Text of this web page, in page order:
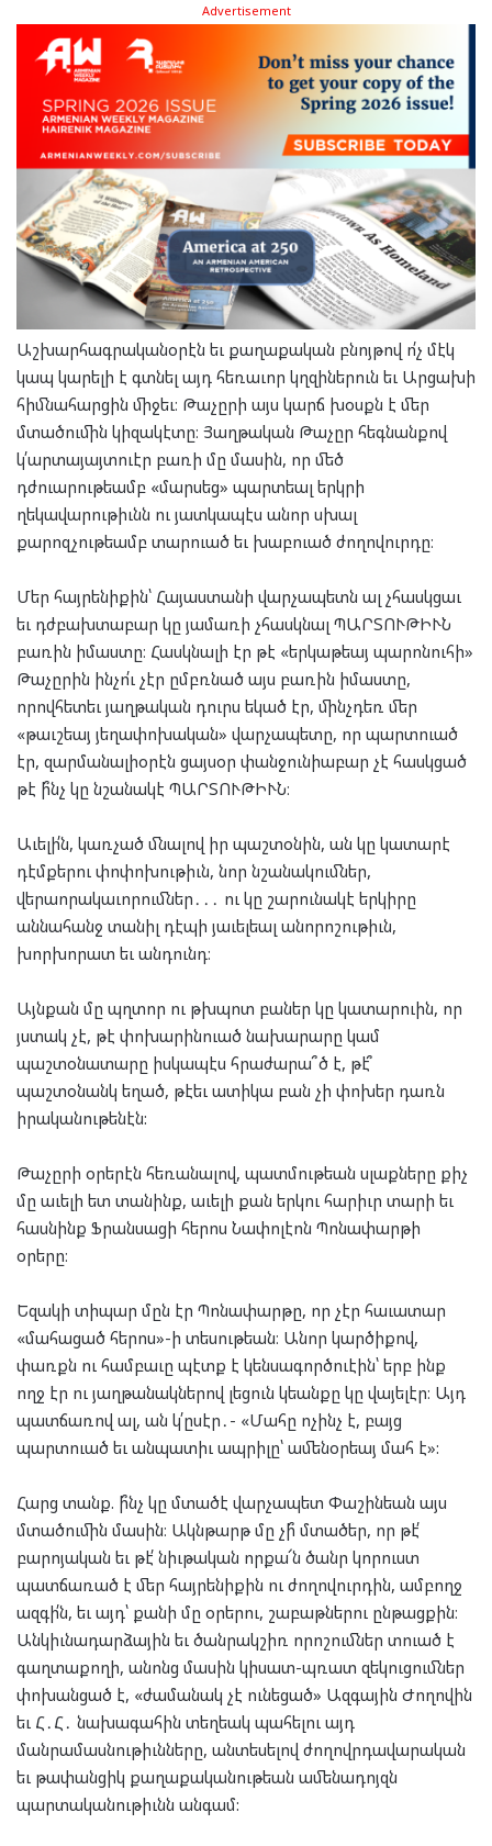
Advertisement
Աշխարհագրականօրէն եւ քաղաքական բնոյթով ո՛չ մէկ
կապ կարելի է գտնել այդ հեռաւոր կղզիներուն եւ Արցախի
հիմնահարցին միջեւ։ Թաչըրի այս կարճ խօսքն է մեր
մտածումին կիզակէտը։ Յաղթական Թաչըր հեգնանքով
կ՛արտայայտուէր բառի մը մասին, որ մեծ
դժուարութեամբ «մարսեց» պարտեալ երկրի
ղեկավարութիւնն ու յատկապէս անոր սխալ
քարոզչութեամբ տարուած եւ խաբուած ժողովուրդը։
Մեր հայրենիքին՝ Հայաստանի վարչապետն ալ չհասկցաւ
եւ դժբախտաբար կը յամառի չհասկնալ ՊԱՐՏՈՒԹԻՒՆ
բառին իմաստը։ Հասկնալի էր թէ «երկաթեայ պարոնուհի»
Թաչըրին ինչո՛ւ չէր ըմբռնած այս բառին իմաստը,
որովհետեւ յաղթական դուրս եկած էր, մինչդեռ մեր
«թաւշեայ յեղափոխական» վարչապետը, որ պարտուած
էր, զարմանալիօրէն ցայսօր փանջունիաբար չէ հասկցած
թէ ի՞նչ կը նշանակէ ՊԱՐՏՈՒԹԻՒՆ։
Աւելի՛ն, կառչած մնալով իր պաշտօնին, ան կը կատարէ
դէմքերու փոփոխութիւն, նոր նշանակումներ,
վերաորակաւորումներ․․․ ու կը շարունակէ երկիրը
աննահանջ տանիլ դէպի յաւելեալ անորոշութիւն,
խորխորատ եւ անդունդ։
Այնքան մը պղտոր ու թխպոտ բաներ կը կատարուին, որ
յստակ չէ, թէ փոխարինուած նախարարը կամ
պաշտօնատարը իսկապէս հրաժարա՞ծ է, թէ՞
պաշտօնանկ եղած, թէեւ ատիկա բան չի փոխեր դառն
իրականութենէն:
Թաչըրի օրերէն հեռանալով, պատմութեան սլաքները քիչ
մը աւելի ետ տանինք, աւելի քան երկու հարիւր տարի եւ
հասնինք Ֆրանսացի հերոս Նափոլէոն Պոնափարթի
օրերը։
Եզակի տիպար մըն էր Պոնափարթը, որ չէր հաւատար
«մահացած հերոս»-ի տեսութեան։ Անոր կարծիքով,
փառքն ու համբաւը պէտք է կենսագործուէին՝ երբ ինք
ողջ էր ու յաղթանակներով լեցուն կեանքը կը վայելէր։ Այդ
պատճառով ալ, ան կ՛ըսէր․- «Մահը ոչինչ է, բայց
պարտուած եւ անպատիւ ապրիլը՝ ամենօրեայ մահ է»:
Հարց տանք. ի՞նչ կը մտածէ վարչապետ Փաշինեան այս
մտածումին մասին։ Ակնթարթ մը չի՞ մտածեր, որ թէ՛
բարոյական եւ թէ՛ նիւթական որքա՜ն ծանր կորուստ
պատճառած է մեր հայրենիքին ու ժողովուրդին, ամբողջ
ազգի՛ն, եւ այդ՝ քանի մը օրերու, շաբաթներու ընթացքին։
Անկիւնադարձային եւ ծանրակշիռ որոշումներ տուած է
գաղտաքողի, անոնց մասին կիսատ-պռատ զեկուցումներ
փոխանցած է, «ժամանակ չէ ունեցած» Ազգային Ժողովին
եւ Հ․Հ․ նախագահին տեղեակ պահելու այդ
մանրամասնութիւնները, անտեսելով ժողովրդավարական
եւ թափանցիկ քաղաքականութեան ամենադոյզն
պարտականութիւնն անգամ: